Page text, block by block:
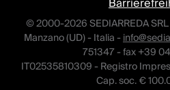
© 2000-2026 SEDIARREDA
Manzano (UD) - Italia -
751347 - fax +39
IT02535810309 - Registro
Cap. soc. €